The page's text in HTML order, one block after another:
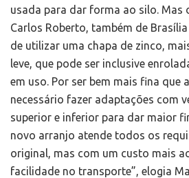
usada para dar forma ao silo. Mas
Carlos Roberto, também de
de utilizar uma chapa de zinco,
leve, que pode ser inclusive
em uso. Por ser bem mais fina que
necessário fazer adaptações com
superior e inferior para dar maior
novo arranjo atende todos os
original, mas com um custo mais
facilidade no transporte”, elogia